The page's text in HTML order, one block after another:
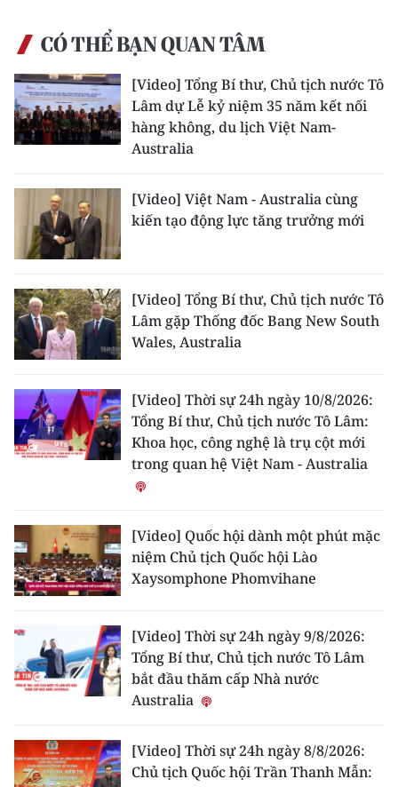
TIN ĐỊA PHƯƠNG
Trung du và miền núi phía Bắc
Đồng bằng sông Hồng
Duyên hải Nam Trung Bộ và Tây
Nguyên
Đồng bằng sông Cửu Long
Chuyên trang Hà Nội
Chuyên trang TP. Hồ Chí Minh
CHUYÊN ĐỀ
CÁC CHUYÊN TRANG
VỀ BÁO NHÂN DÂN
THỜI NAY
NHÂN DÂN HẰNG THÁNG
ĐỌC BÁO IN
CÓ THỂ BẠN QUAN TÂM
[Video] Tổng Bí thư, Chủ tịch nước Tô
Lâm dự Lễ kỷ niệm 35 năm kết nối
hàng không, du lịch Việt Nam-
Australia
[Video] Việt Nam - Australia cùng
kiến tạo động lực tăng trưởng mới
[Video] Tổng Bí thư, Chủ tịch nước Tô
Lâm gặp Thống đốc Bang New South
Wales, Australia
[Video] Thời sự 24h ngày 10/8/2026:
Tổng Bí thư, Chủ tịch nước Tô Lâm:
Khoa học, công nghệ là trụ cột mới
trong quan hệ Việt Nam - Australia
[Video] Quốc hội dành một phút mặc
niệm Chủ tịch Quốc hội Lào
Xaysomphone Phomvihane
[Video] Thời sự 24h ngày 9/8/2026:
Tổng Bí thư, Chủ tịch nước Tô Lâm
bắt đầu thăm cấp Nhà nước
Australia
[Video] Thời sự 24h ngày 8/8/2026:
Chủ tịch Quốc hội Trần Thanh Mẫn: